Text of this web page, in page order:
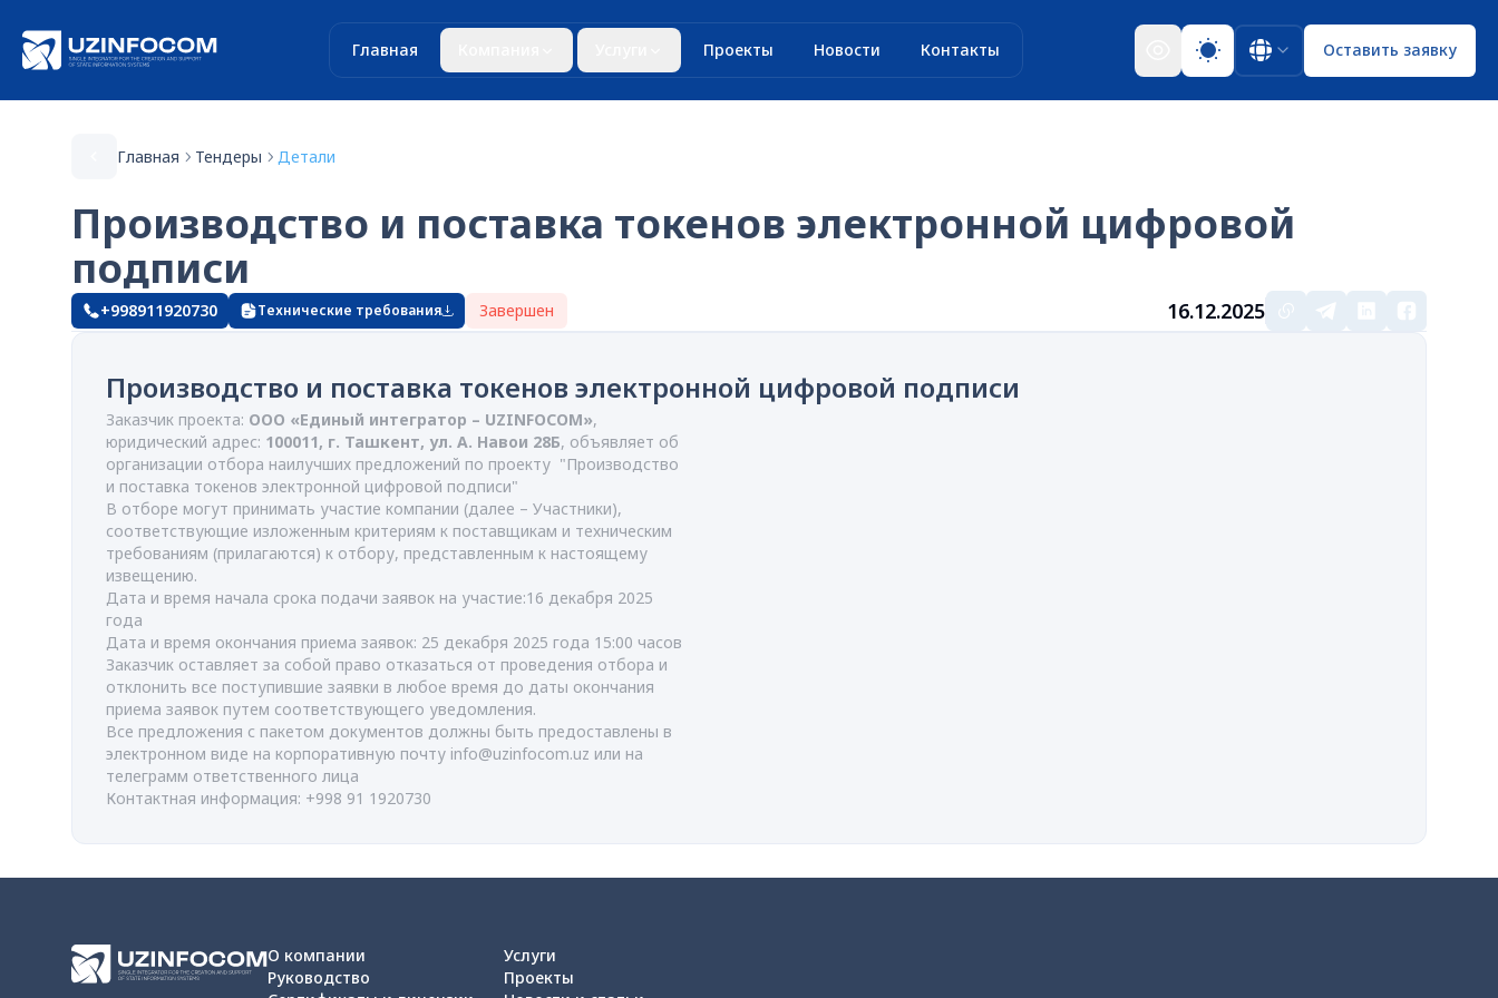
Главная Проекты Новости Контакты Оставить заявку
Главная Тендеры Детали
Производство и поставка токенов электронной цифровой
подписи
+998911920730 Технические требования Завершен 16.12.2025
Производство и поставка токенов электронной цифровой подписи
Заказчик проекта: ООО «Единый интегратор – UZINFOCOM»,
юридический адрес: 100011, г. Ташкент, ул. А. Навои 28Б, объявляет об
организации отбора наилучших предложений по проекту "Производство
и поставка токенов электронной цифровой подписи"
В отборе могут принимать участие компании (далее – Участники),
соответствующие изложенным критериям к поставщикам и техническим
требованиям (прилагаются) к отбору, представленным к настоящему
извещению.
Дата и время начала срока подачи заявок на участие:16 декабря 2025
года
Дата и время окончания приема заявок: 25 декабря 2025 года 15:00 часов
Заказчик оставляет за собой право отказаться от проведения отбора и
отклонить все поступившие заявки в любое время до даты окончания
приема заявок путем соответствующего уведомления.
Все предложения с пакетом документов должны быть предоставлены в
электронном виде на корпоративную почту info@uzinfocom.uz или на
телеграмм ответственного лица
Контактная информация: +998 91 1920730
О компании
Руководство
Услуги
Проекты